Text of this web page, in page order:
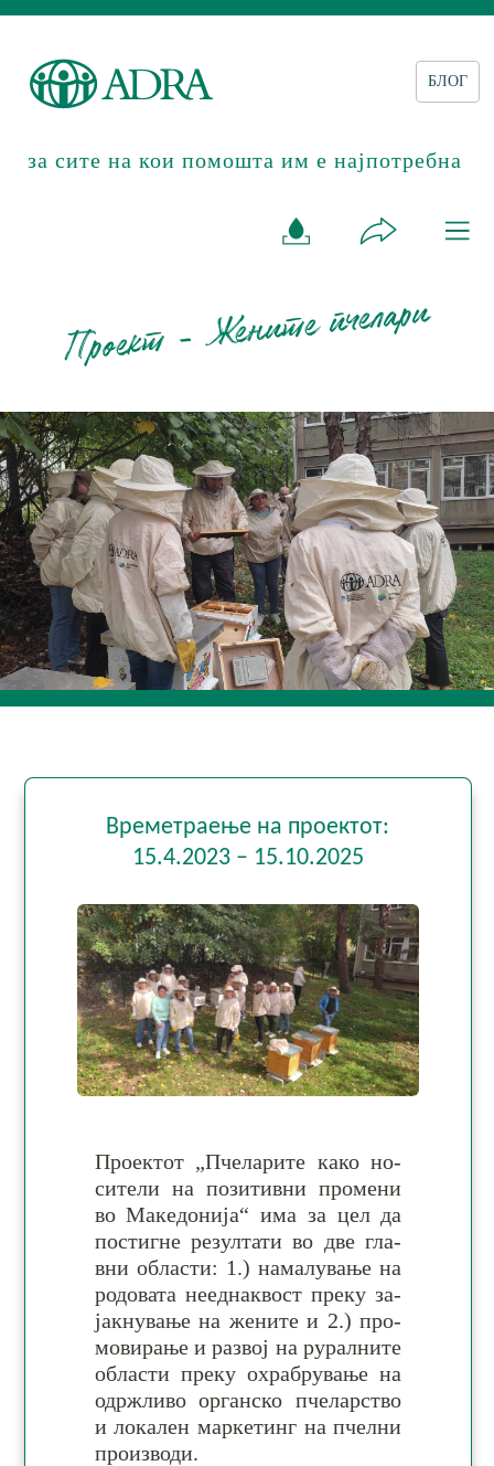
БЛОГ
за сите на кои помошта им е најпотребна
Проект - Жените пчелари
Времетраење на проектот:
15.4.2023 – 15.10.2025
Проектот „Пчеларите како но­
си­те­ли на по­зи­тив­ни про­ме­ни
во Ма­ке­до­нија“ има за цел да
по­сти­гне ре­зул­тати во две гла­
вни об­ла­сти: 1.) на­ма­лу­ва­ње на
ро­до­ва­та не­една­квост пре­ку за­
јак­ну­вање на же­ните и 2.) про­
мо­вирање и раз­вој на ру­рал­ните
об­ла­сти пре­ку охра­бру­вање на
одрж­ливо ор­ган­ско пче­лар­ство
и ло­ка­лен мар­ке­тинг на пче­лни
про­из­води.